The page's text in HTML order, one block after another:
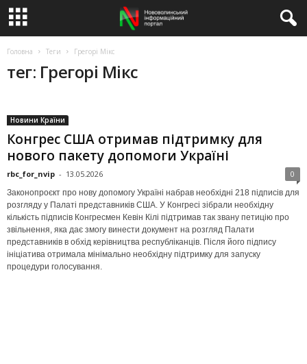
Головна Теги Грегорі Мікс
тег: Грегорі Мікс
Новини Країни
Конгрес США отримав підтримку для
нового пакету допомоги Україні
rbc_for_nvip - 13.05.2026 0
Законопроєкт про нову допомогу Україні набрав необхідні 218 підписів для
розгляду у Палаті представників США. У Конгресі зібрали необхідну
кількість підписів Конгресмен Кевін Кілі підтримав так звану петицію про
звільнення, яка дає змогу винести документ на розгляд Палати
представників в обхід керівництва республіканців. Після його підпису
ініціатива отримала мінімально необхідну підтримку для запуску
процедури голосування.